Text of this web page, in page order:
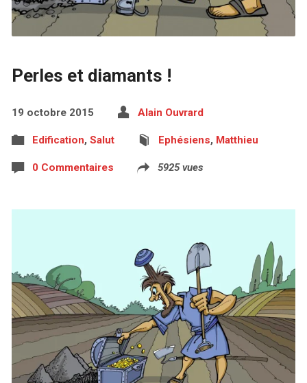
Perles et diamants !
19 octobre 2015 Alain Ouvrard
Edification, Salut Ephésiens, Matthieu
0 Commentaires 5925 vues